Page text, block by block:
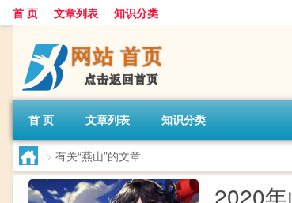
首 页 文章列表 知识分类
首 页 文章列表 知识分类
> 有关“燕山”的文章
2020